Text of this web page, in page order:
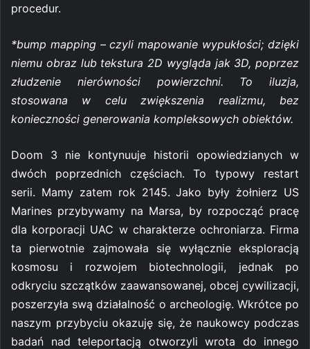
procedur.
*bump mapping – czyli mapowanie wypukłości; dzięki
niemu obraz lub tekstura 2D wygląda jak 3D, poprzez
złudzenie nierówności powierzchni. To iluzja,
stosowana w celu zwiększenia realizmu, bez
konieczności generowania kompleksowych obiektów.
Doom 3 nie kontynuuje historii opowiedzianych w
dwóch poprzednich częściach. To typowy restart
serii. Mamy zatem rok 2145. Jako były żołnierz US
Marines przybywamy na Marsa, by rozpocząć pracę
dla korporacji UAC w charakterze ochroniarza. Firma
ta pierwotnie zajmowała się wyłącznie eksploracją
kosmosu i rozwojem biotechnologii, jednak po
odkryciu szczątków zaawansowanej, obcej cywilizacji,
poszerzyła swą działalność o archeologię. Wkrótce po
naszym przybyciu okazuję się, że naukowcy podczas
badań nad teleportacją otworzyli wrota do innego